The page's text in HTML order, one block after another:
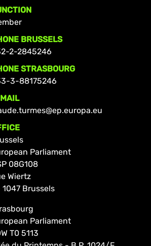
BRUSSELS
2-2845246
STRASBOURG
3-88175246
Parliament
08G108
Wiertz
1047 Brussels
Parliament
T0 5113